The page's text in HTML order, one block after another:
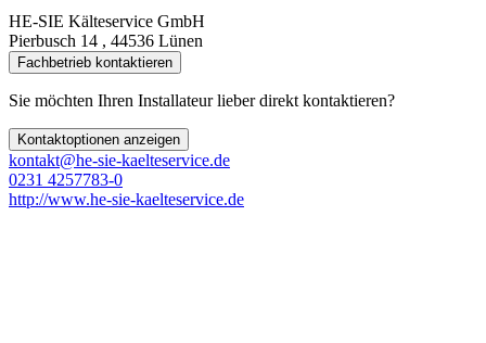
HE-SIE Kälteservice GmbH
Pierbusch 14 , 44536 Lünen
Fachbetrieb kontaktieren
Sie möchten Ihren Installateur lieber direkt kontaktieren?
Kontaktoptionen anzeigen
kontakt@he-sie-kaelteservice.de
0231 4257783-0
http://www.he-sie-kaelteservice.de